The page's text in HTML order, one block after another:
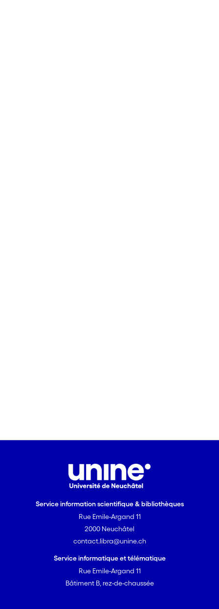
Service information scientifique & bibliothèques
Rue Emile-Argand 11
2000 Neuchâtel
contact.libra@unine.ch
Service informatique et télématique
Rue Emile-Argand 11
Bâtiment B, rez-de-chaussée